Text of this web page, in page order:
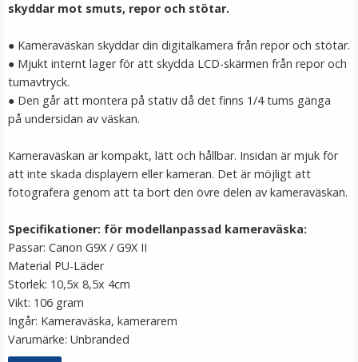
189 kr
LÄGG I VARUKORG
Handhållen kameragrepp 18.5cm med liten kulled
★★★
skyddar mot smuts, repor och stötar.
● Kameraväskan skyddar din digitalkamera från repor och stötar.
● Mjukt internt lager för att skydda LCD-skärmen från repor och
tumavtryck.
● Den går att montera på stativ då det finns 1/4 tums gänga
på undersidan av väskan.
Kameraväskan är kompakt, lätt och hållbar. Insidan är mjuk för
att inte skada displayern eller kameran. Det är möjligt att
fotografera genom att ta bort den övre delen av kameraväskan.
Specifikationer: för modellanpassad kameraväska:
Passar: Canon G9X / G9X II
Material PU-Läder
Storlek: 10,5x 8,5x 4cm
Vikt: 106 gram
Ingår: Kameraväska, kamerarem
Varumärke: Unbranded